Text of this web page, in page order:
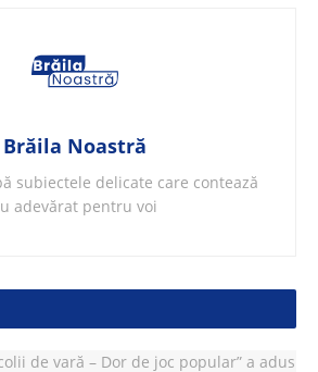
Brăila Noastră
subiectele delicate care contează
adevărat pentru voi